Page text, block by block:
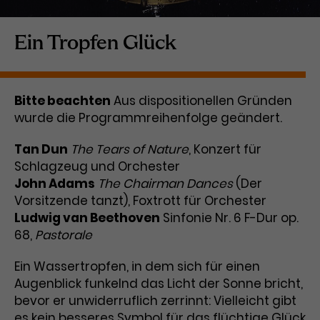
Zweck
Analytics installiert. Das Cookie
darüber zu speichern, wie
Besucher*innen eine Website
eines Analyseberichts über die
Performance der Website. Die
erhobenen Daten umfassen in
anonymisierter Form die Anzahl
der Besuche, die Quelle, aus der sie
Name _gat_UA-63561367-1
Laufzeit 3 Monate
Zweck
Dieses Cookie speichert
Informationen zu Werbeklicks und
dient der Zuordnung von
Conversions zu Google Ads-
Kampagnen.
Name _gcl_dc
Anbieter Google / DoubleClick
Ein Tropfen Glück
Bitte beachten Aus dispositionellen Gründen
wurde die Programmreihenfolge geändert.
Tan Dun The Tears of Nature, Konzert für
Schlagzeug und Orchester
John Adams The Chairman Dances(Der
Vorsitzende tanzt), Foxtrott für Orchester
Ludwig van Beethoven Sinfonie Nr. 6 F-Dur op.
68, Pastorale
Ein Wassertropfen, in dem sich für einen
Augenblick funkelnd das Licht der Sonne bricht,
bevor er unwiderruflich zerrinnt: Vielleicht gibt